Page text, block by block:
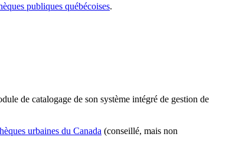
publiques québécoises.
de catalogage de son système intégré de gestion de
urbaines du Canada (conseillé, mais non